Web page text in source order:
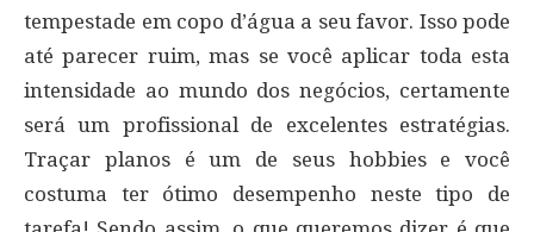
tempestade em copo d’água a seu favor. Isso pode
até parecer ruim, mas se você aplicar toda esta
intensidade ao mundo dos negócios, certamente
será um profissional de excelentes estratégias.
Traçar planos é um de seus hobbies e você
costuma ter ótimo desempenho neste tipo de